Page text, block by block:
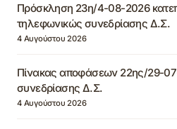
Πρόσκληση 23η/4-08-2026
τηλεφωνικώς συνεδρίασης Δ.Σ.
4 Αυγούστου 2026
Πίνακας αποφάσεων 22ης/29-
συνεδρίασης Δ.Σ.
4 Αυγούστου 2026